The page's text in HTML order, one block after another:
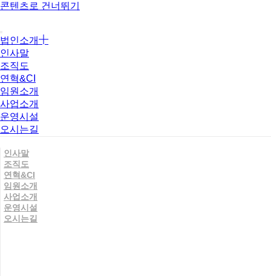
콘텐츠로 건너뛰기
법인소개
인사말
조직도
연혁&CI
임원소개
사업소개
운영시설
오시는길
인사말
조직도
연혁&CI
임원소개
사업소개
운영시설
오시는길